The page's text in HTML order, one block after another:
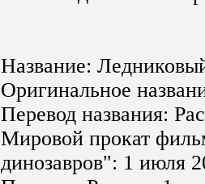
Название:
Оригинальное
Перевод названия:
Мировой прокат
динозавров": 1 июля